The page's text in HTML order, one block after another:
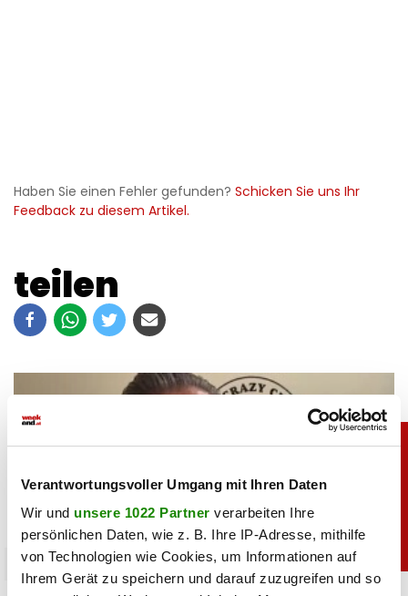
Verantwortungsvoller Umgang mit Ihren Daten
Wir und unsere 1022 Partner verarbeiten Ihre
persönlichen Daten, wie z. B. Ihre IP-Adresse, mithilfe
von Technologien wie Cookies, um Informationen auf
Ihrem Gerät zu speichern und darauf zuzugreifen und so
Haben Sie einen Fehler gefunden? Schicken Sie uns Ihr
Feedback zu diesem Artikel.
teilen
chronik